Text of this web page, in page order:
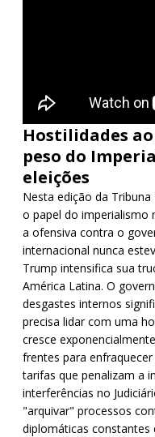
Hostilidades
peso do
eleições
Nesta edição da
o papel do imperialismo
a ofensiva contra o
internacional nunca
Trump intensifica sua
América Latina. O
desgastes internos
precisa lidar com uma
cresce
frentes para
tarifas que penalizam a
interferências no
"arquivar" processos
diplomáticas constantes